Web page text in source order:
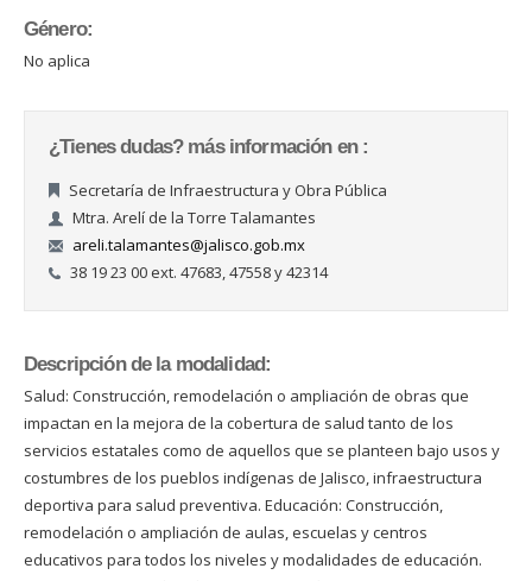
Género:
No aplica
¿Tienes dudas? más información en :
Secretaría de Infraestructura y Obra Pública
Mtra. Arelí de la Torre Talamantes
areli.talamantes@jalisco.gob.mx
38 19 23 00 ext. 47683, 47558 y 42314
Descripción de la modalidad:
Salud: Construcción, remodelación o ampliación de obras que
impactan en la mejora de la cobertura de salud tanto de los
servicios estatales como de aquellos que se planteen bajo usos y
costumbres de los pueblos indígenas de Jalisco, infraestructura
deportiva para salud preventiva. Educación: Construcción,
remodelación o ampliación de aulas, escuelas y centros
educativos para todos los niveles y modalidades de educación.